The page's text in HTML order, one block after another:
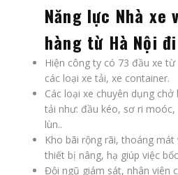
Năng lực Nhà xe
hàng từ Hà Nội
Hiện công ty có 73 đầu xe
các loại xe tải, xe container.
Các loại xe chuyên dụng chở
tải như: đầu kéo, sơ ri
lùn..
Kho bãi rộng rãi, thoáng
thiết bị nâng, hạ giúp việc
Đội ngũ giám sát, nhân viên